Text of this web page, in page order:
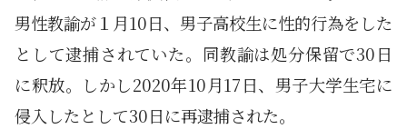
男性教諭が１月10日、男子高校生に性的行為をした
として逮捕されていた。同教諭は処分保留で30日
に釈放。しかし2020年10月17日、男子大学生宅に
侵入したとして30日に再逮捕された。